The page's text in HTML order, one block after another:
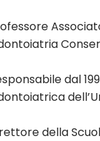
dal
della